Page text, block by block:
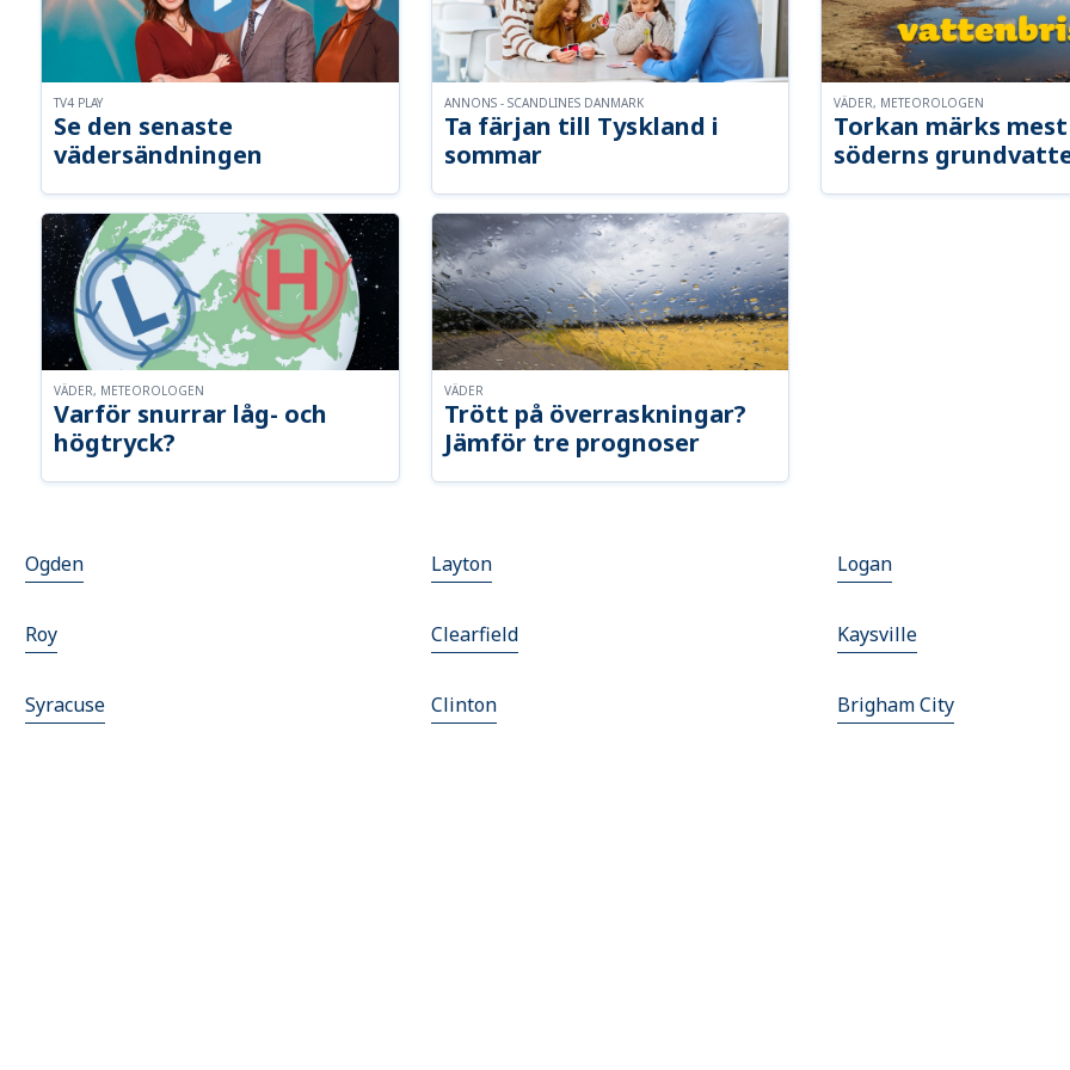
Se den senaste
vädersändningen
TV4 PLAY
Ta färjan till Tyskland i
sommar
ANNONS - SCANDLINES DANMARK
Torkan märks
söderns
VÄDER, METEOROLOGEN
Varför snurrar låg- och
högtryck?
VÄDER, METEOROLOGEN
Trött på överraskningar?
Jämför tre prognoser
VÄDER
Ogden Layton Logan
Roy Clearfield Kaysville
Syracuse Clinton Brigham City